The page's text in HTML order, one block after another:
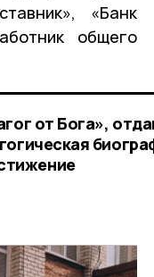
«Банк
общего
от Бога»,